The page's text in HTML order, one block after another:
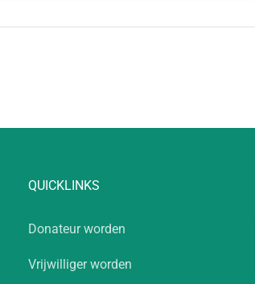
QUICKLINKS
Donateur worden
Vrijwilliger worden